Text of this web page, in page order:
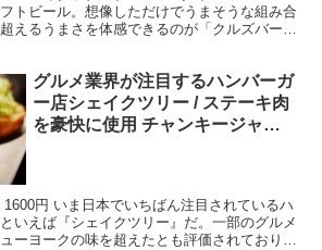
トビール。想像しただけでうまそうな組み合
えるうまさを体感できるのが「クルズバーガ
グルメ業界が注目するハンバーガ
ー店シェイクツリー / ステーキ肉
を豪快に使用 チャンキージャン
円 いま日本でいちばん注目されているハ
いえば『シェイクツリー』だ。一部のグルメ
ーヨークの味を超えたとも評価されており、